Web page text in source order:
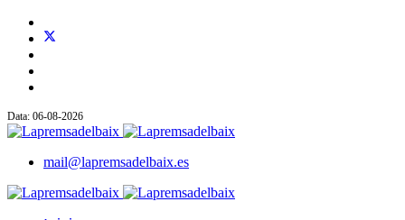
Data: 06-08-2026
mail@lapremsadelbaix.es